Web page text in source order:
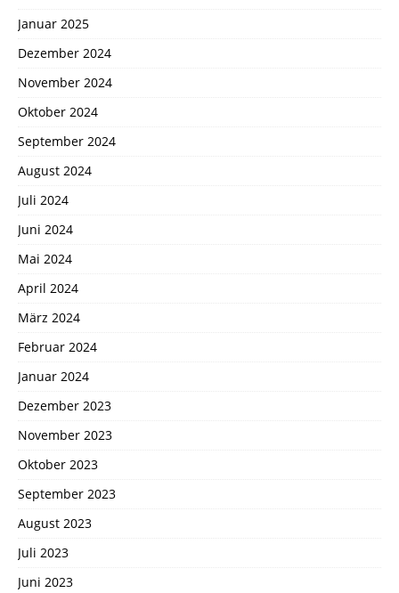
Januar 2025
Dezember 2024
November 2024
Oktober 2024
September 2024
August 2024
Juli 2024
Juni 2024
Mai 2024
April 2024
März 2024
Februar 2024
Januar 2024
Dezember 2023
November 2023
Oktober 2023
September 2023
August 2023
Juli 2023
Juni 2023